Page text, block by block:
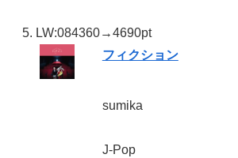
LW:084360→4690pt
フィクション
sumika
J-Pop